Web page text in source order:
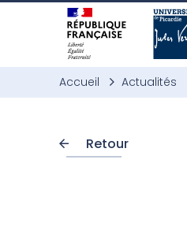
Aller à l’entête de page
Aller au menu principale
Aller au contenu principal
Aller à la recherche
Passer aux cookies
Aller au pied de page
Accueil Actualités
Retour